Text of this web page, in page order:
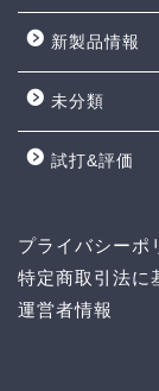
新製品情報
未分類
試打&評価
プライバシーポ
特定商取引法に
運営者情報